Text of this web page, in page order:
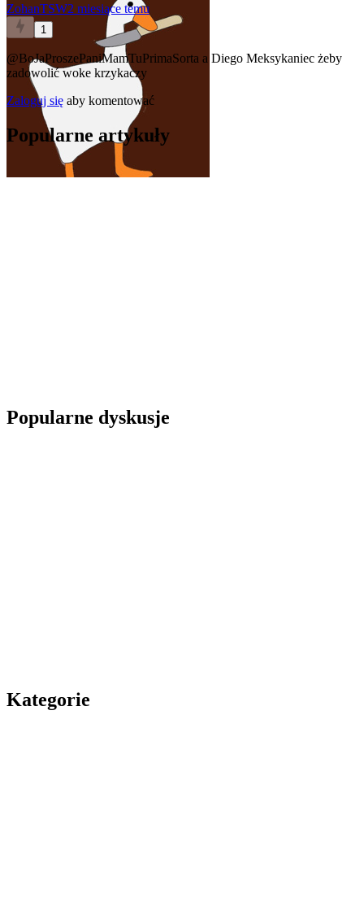
ZohanTSW2 miesiące temu
1
@BoJaProszePaniMamTuPrimaSorta a Diego Meksykaniec żeby
zadowolić woke krzykaczy
Zaloguj się aby komentować
Popularne artykuły
Popularne dyskusje
Kategorie